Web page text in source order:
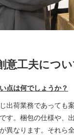
意工夫につ
点は何でしょうか？
出荷業務であっても
す。梱包の仕様や、
異なります。それら